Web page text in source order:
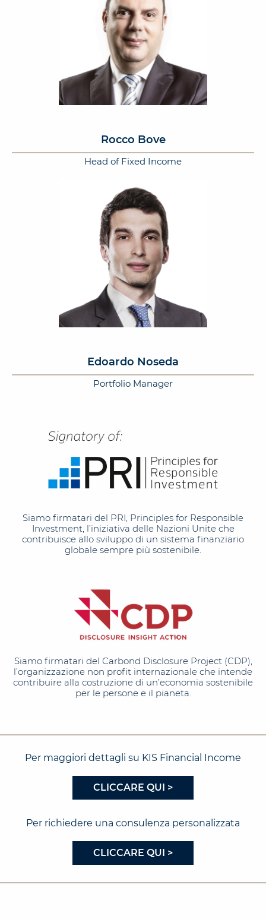
Rocco Bove
Head of Fixed Income
Edoardo Noseda
Portfolio Manager
Siamo firmatari del PRI, Principles for Responsible
Investment, l’iniziativa delle Nazioni Unite che
contribuisce allo sviluppo di un sistema finanziario
globale sempre più sostenibile.
Siamo firmatari del Carbond Disclosure Project (CDP),
l’organizzazione non profit internazionale che intende
contribuire alla costruzione di un’economia sostenibile
per le persone e il pianeta.
Per maggiori dettagli su KIS Financial Income
CLICCARE QUI >
Per richiedere una consulenza personalizzata
CLICCARE QUI >